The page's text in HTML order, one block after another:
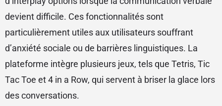
devient difficile. Ces fonctionnalités sont
particulièrement utiles aux utilisateurs souffrant
d’anxiété sociale ou de barrières linguistiques. La
plateforme intègre plusieurs jeux, tels que Tetris, Tic
Tac Toe et 4 in a Row, qui servent à briser la glace lors
des conversations.